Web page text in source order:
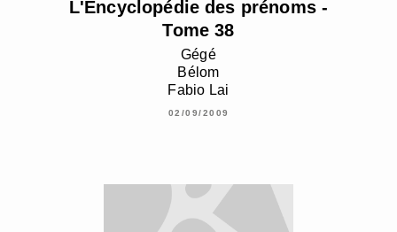
L'Encyclopédie des prénoms -
Tome 38
Gégé
Bélom
Fabio Lai
02/09/2009